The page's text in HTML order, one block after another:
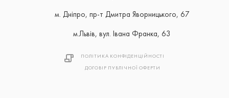
м. Дніпро, пр-т Дмитра Яворницького, 67
м.Львів, вул. Івана Франка, 63
ПОЛІТИКА КОНФІДЕНЦІЙНОСТІ
ДОГОВІР ПУБЛІЧНОЇ ОФЕРТИ